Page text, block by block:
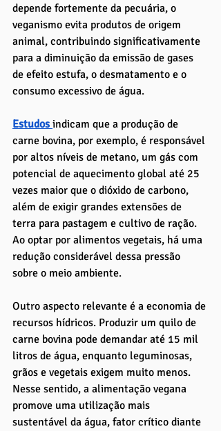
depende fortemente da pecuária, o
veganismo evita produtos de origem
animal, contribuindo significativamente
para a diminuição da emissão de gases
de efeito estufa, o desmatamento e o
consumo excessivo de água.
Estudos indicam que a produção de
carne bovina, por exemplo, é responsável
por altos níveis de metano, um gás com
potencial de aquecimento global até 25
vezes maior que o dióxido de carbono,
além de exigir grandes extensões de
terra para pastagem e cultivo de ração.
Ao optar por alimentos vegetais, há uma
redução considerável dessa pressão
sobre o meio ambiente.
Outro aspecto relevante é a economia de
recursos hídricos. Produzir um quilo de
carne bovina pode demandar até 15 mil
litros de água, enquanto leguminosas,
grãos e vegetais exigem muito menos.
Nesse sentido, a alimentação vegana
promove uma utilização mais
sustentável da água, fator crítico diante